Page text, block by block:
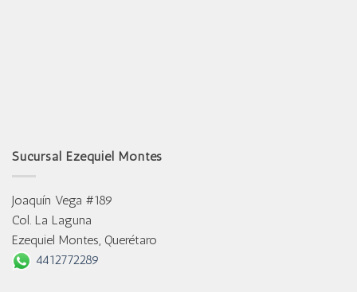
Sucursal Ezequiel Montes
Joaquín Vega #189
Col. La Laguna
Ezequiel Montes, Querétaro
4412772289